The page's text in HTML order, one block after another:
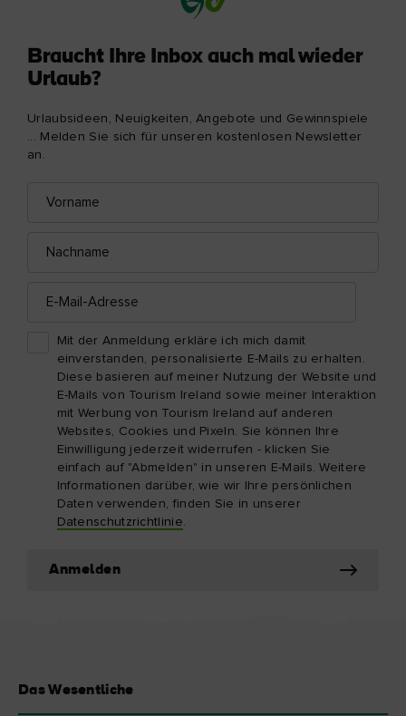
Braucht Ihre Inbox auch mal wieder
Urlaub?
Urlaubsideen, Neuigkeiten, Angebote und Gewinnspiele
... Melden Sie sich für unseren kostenlosen Newsletter
an.
Mail-
Mail-
Mit der Anmeldung erkläre ich mich damit
einverstanden, personalisierte E-Mails zu erhalten.
Diese basieren auf meiner Nutzung der Website und
E-Mails von Tourism Ireland sowie meiner Interaktion
mit Werbung von Tourism Ireland auf anderen
Websites, Cookies und Pixeln. Sie können Ihre
Einwilligung jederzeit widerrufen - klicken Sie
einfach auf "Abmelden" in unseren E-Mails. Weitere
Informationen darüber, wie wir Ihre persönlichen
Daten verwenden, finden Sie in unserer
Datenschutzrichtlinie
Anmelden
Das Wesentliche